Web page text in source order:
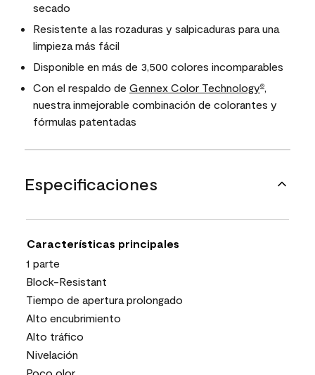
secado
Resistente a las rozaduras y salpicaduras para una
limpieza más fácil
Disponible en más de 3,500 colores incomparables
Con el respaldo de Gennex Color Technology®,
nuestra inmejorable combinación de colorantes y
fórmulas patentadas
Especificaciones
Características principales
1 parte
Block-Resistant
Tiempo de apertura prolongado
Alto encubrimiento
Alto tráfico
Nivelación